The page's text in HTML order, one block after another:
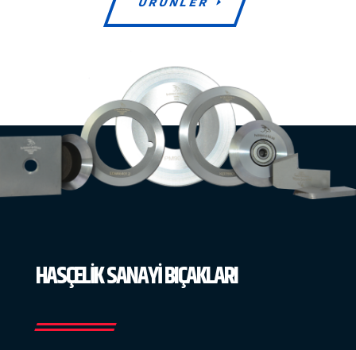
HASÇELİK SANAYİ BIÇAKLARI